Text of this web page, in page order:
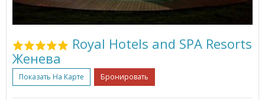
Royal Hotels and SPA Resorts
Женева
Показать На Карте Бронировать